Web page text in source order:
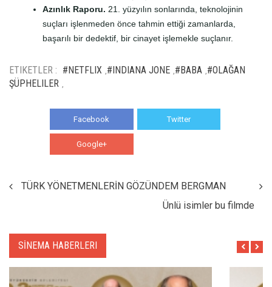
Azınlık Raporu. 21. yüzyılın sonlarında, teknolojinin
suçları işlenmeden önce tahmin ettiği zamanlarda,
başarılı bir dedektif, bir cinayet işlemekle suçlanır.
ETIKETLER : #NETFLIX #INDIANA JONE #BABA #OLAĞAN
ŞÜPHELILER
Facebook Twitter
Google+
TÜRK YÖNETMENLERİN GÖZÜNDEM BERGMAN
Ünlü isimler bu filmde
SİNEMA HABERLERI